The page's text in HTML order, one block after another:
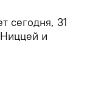
сегодня, 31
и